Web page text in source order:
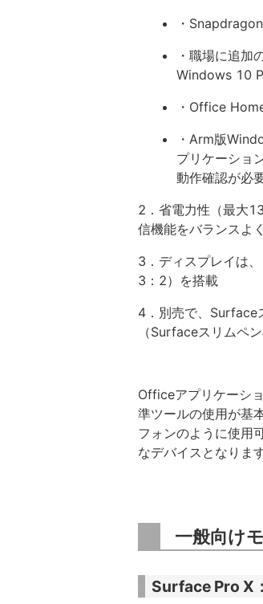
・
・職場に追加
Windows 10
・Office
・Arm版
プリケーショ
動作確認が必要
2．省電力性（最大
信機能をバランスよ
3．ディスプレイは
3：2）を搭載
4．別売で、Surface
（Surfaceスリムペ
Officeアプリケーシ
準ツールの使用が基
フォンのように使用
なデバイスとなります
一般向け
Surface Pro X